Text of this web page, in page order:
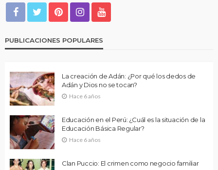
PUBLICACIONES POPULARES
La creación de Adán: ¿Por qué los dedos de
Adán y Dios no se tocan?
Hace 6 años
Educación en el Perú: ¿Cuál es la situación de la
Educación Básica Regular?
Hace 6 años
Clan Puccio: El crimen como negocio familiar